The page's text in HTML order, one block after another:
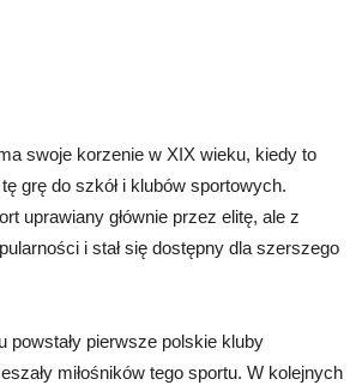
swoje korzenie w XIX wieku, kiedy to
grę do szkół i klubów sportowych.
uprawiany głównie przez elitę, ale z
i stał się dostępny dla szerszego
powstały pierwsze polskie kluby
miłośników tego sportu. W kolejnych